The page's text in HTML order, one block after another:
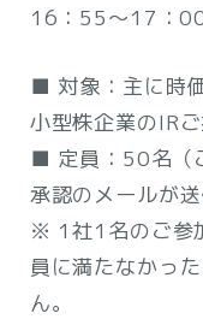
16：55～17：
■ 対象：主に時
小型株企業のIR
■ 定員：50名（
承認のメールが送
※ 1社1名のご参
員に満たなかっ
ん。